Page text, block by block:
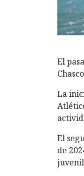
El
La
El
de